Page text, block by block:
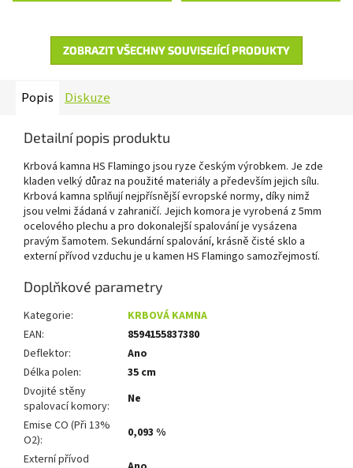
ZOBRAZIT VŠECHNY SOUVISEJÍCÍ PRODUKTY
Popis Diskuze
Detailní popis produktu
Krbová kamna HS Flamingo jsou ryze českým výrobkem. Je zde
kladen velký důraz na použité materiály a především jejich sílu.
Krbová kamna splňují nejpřísnější evropské normy, díky nimž
jsou velmi žádaná v zahraničí. Jejich komora je vyrobená z 5mm
ocelového plechu a pro dokonalejší spalování je vysázena
pravým šamotem. Sekundární spalování, krásně čisté sklo a
externí přívod vzduchu je u kamen HS Flamingo samozřejmostí.
Doplňkové parametry
Kategorie:
KRBOVÁ KAMNA
EAN:
8594155837380
Deflektor:
Ano
Délka polen:
35 cm
Dvojité stěny
spalovací komory:
Ne
Emise CO (Při 13%
O2):
0,093 %
Externí přívod